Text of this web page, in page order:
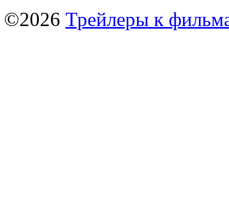
©2026 Трейлеры к